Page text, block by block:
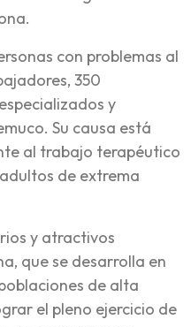
con problemas al
350
y
Su causa está
al trabajo terapéutico
de extrema
y atractivos
que se desarrolla en
de alta
el pleno ejercicio de